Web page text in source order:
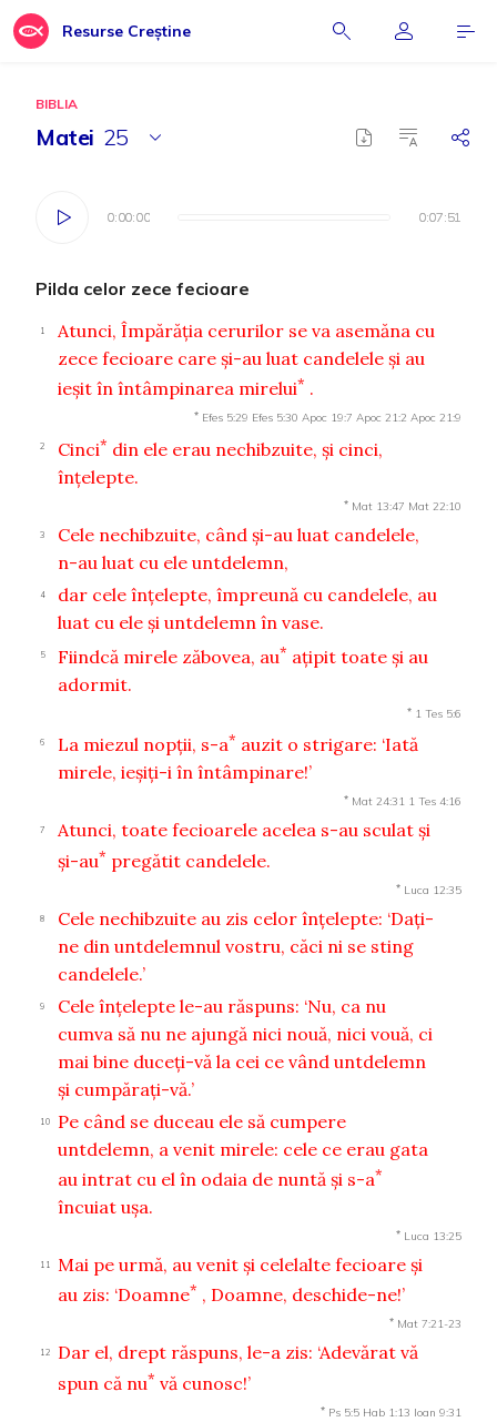
Resurse Creștine
BIBLIA
Matei 25
0:00:00 0:07:51
0:00:00 0:07:51
Pilda celor zece fecioare
1
Atunci, Împărăţia cerurilor se va asemăna cu
zece fecioare care şi-au luat candelele şi au
ieşit în întâmpinarea mirelui* .
* Efes 5:29 Efes 5:30 Apoc 19:7 Apoc 21:2 Apoc 21:9
2 Cinci* din ele erau nechibzuite, şi cinci,
înţelepte.
* Mat 13:47 Mat 22:10
3
Cele nechibzuite, când şi-au luat candelele,
n-au luat cu ele untdelemn,
4
dar cele înţelepte, împreună cu candelele, au
luat cu ele şi untdelemn în vase.
5 Fiindcă mirele zăbovea, au* aţipit toate şi au
adormit.
* 1 Tes 5:6
6 La miezul nopţii, s-a* auzit o strigare: ‘Iată
mirele, ieşiţi-i în întâmpinare!’
* Mat 24:31 1 Tes 4:16
7
Atunci, toate fecioarele acelea s-au sculat şi
şi-au* pregătit candelele.
* Luca 12:35
8
Cele nechibzuite au zis celor înţelepte: ‘Daţi-
ne din untdelemnul vostru, căci ni se sting
candelele.’
9
Cele înţelepte le-au răspuns: ‘Nu, ca nu
cumva să nu ne ajungă nici nouă, nici vouă, ci
mai bine duceţi-vă la cei ce vând untdelemn
şi cumpăraţi-vă.’
10
Pe când se duceau ele să cumpere
untdelemn, a venit mirele: cele ce erau gata
au intrat cu el în odaia de nuntă şi s-a*
încuiat uşa.
* Luca 13:25
11
Mai pe urmă, au venit şi celelalte fecioare şi
au zis: ‘Doamne* , Doamne, deschide-ne!’
* Mat 7:21-23
12
Dar el, drept răspuns, le-a zis: ‘Adevărat vă
spun că nu* vă cunosc!’
* Ps 5:5 Hab 1:13 Ioan 9:31